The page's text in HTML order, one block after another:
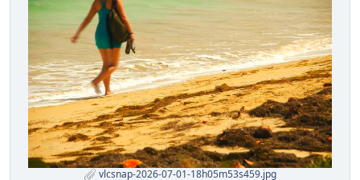
vlcsnap-2026-07-01-18h05m53s459.jpg